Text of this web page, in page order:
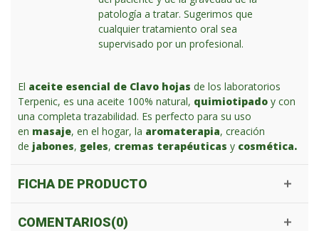
patología a tratar. Sugerimos que
cualquier tratamiento oral sea
supervisado por un profesional.
El aceite esencial de Clavo hojas de los laboratorios
Terpenic, es una aceite 100% natural, quimiotipado y con
una completa trazabilidad. Es perfecto para su uso
en masaje, en el hogar, la aromaterapia, creación
de jabones, geles, cremas terapéuticas y cosmética.
FICHA DE PRODUCTO
COMENTARIOS(0)